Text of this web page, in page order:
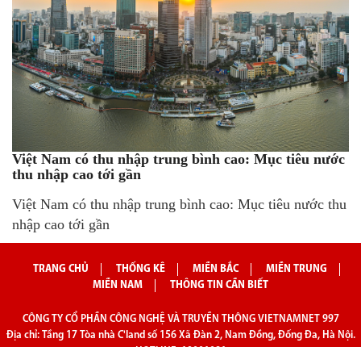
Việt Nam có thu nhập trung bình cao: Mục tiêu nước
thu nhập cao tới gần
Việt Nam có thu nhập trung bình cao: Mục tiêu nước thu
nhập cao tới gần
TRANG CHỦ THỐNG KÊ MIỀN BẮC
MIỀN TRUNG
MIỀN NAM
THÔNG TIN CẦN BIẾT
CÔNG TY CỔ PHẦN CÔNG NGHỆ VÀ TRUYỀN THÔNG VIETNAMNET 997
Địa chỉ: Tầng 17 Tòa nhà C'land số 156 Xã Đàn 2, Nam Đồng, Đống Đa, Hà Nội.